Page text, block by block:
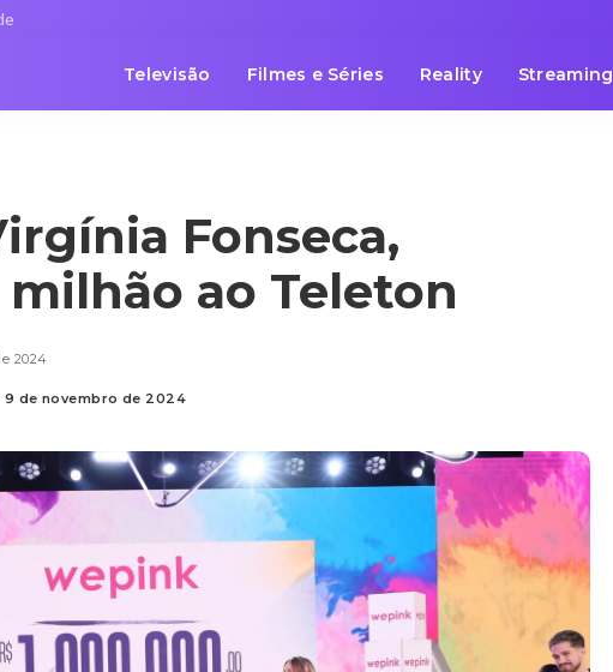
Televisão Filmes e Séries Reality Streaming
Fonseca,
ao Teleton
2024
9 de novembro de 2024